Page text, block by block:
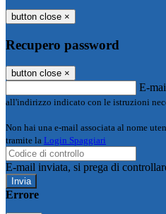
button close ×
Recupero password
button close ×
E-
all'indirizzo indicato con le istruzioni
Non hai una e-mail associata al nome
tramite la Login Spaggiari
E-mail inviata, si prega di
Errore